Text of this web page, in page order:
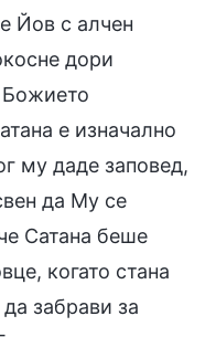
Йов с алчен
дори
Божието
е изначално
му даде заповед,
да Му се
Сатана беше
когато стана
забрави за